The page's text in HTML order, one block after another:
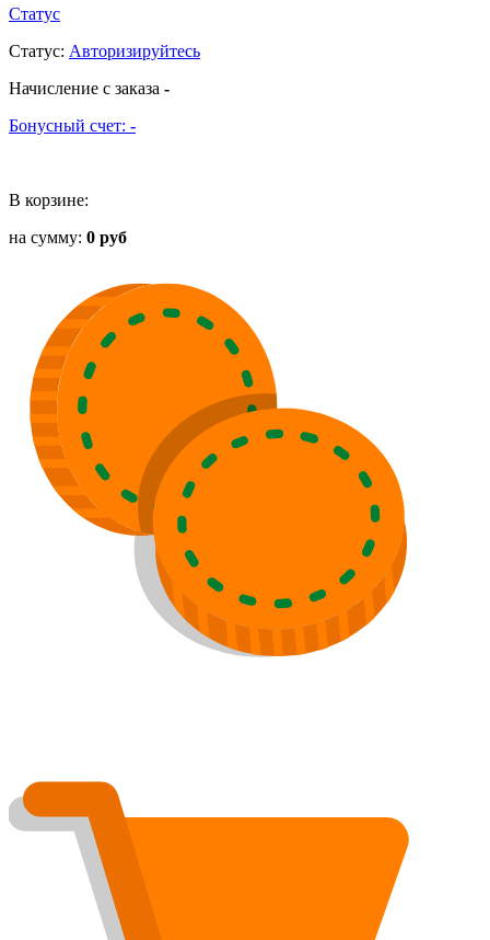
Статус
Статус: Авторизируйтесь
Начисление с заказа -
Бонусный счет: -
В корзине:
на сумму: 0 руб